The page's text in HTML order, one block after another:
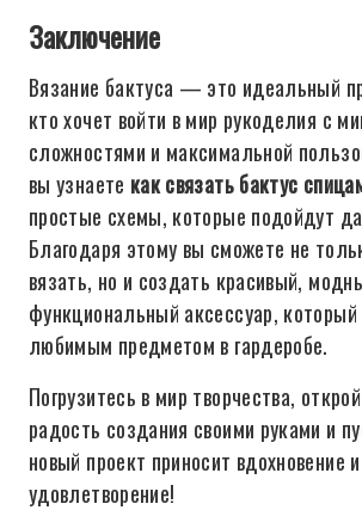
Заключение
Вязание бактуса — это идеальный
кто хочет войти в мир рукоделия с
сложностями и максимальной
вы узнаете как связать бактус
простые схемы, которые подойдут
Благодаря этому вы сможете не
вязать, но и создать красивый,
функциональный аксессуар,
любимым предметом в гардеробе.
Погрузитесь в мир творчества,
радость создания своими руками и
новый проект приносит вдохновение и
удовлетворение!